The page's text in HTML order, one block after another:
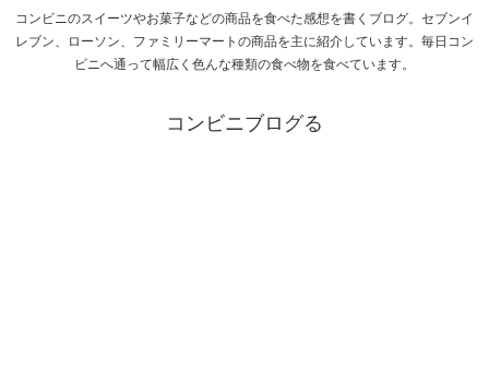
コンビニのスイーツやお菓子などの商品を食べた感想を書くブログ。セブンイ
レブン、ローソン、ファミリーマートの商品を主に紹介しています。毎日コン
ビニへ通って幅広く色んな種類の食べ物を食べています。
コンビニブログる